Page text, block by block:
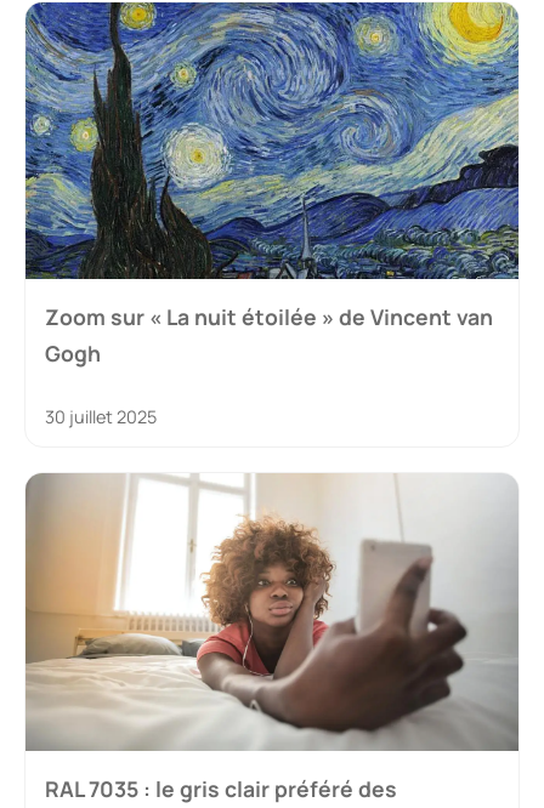
Zoom sur « La nuit étoilée » de Vincent van
Gogh
30 juillet 2025
RAL 7035 : le gris clair préféré des